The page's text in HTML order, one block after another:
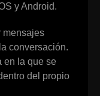
y Android.
mensajes
conversación.
en la que se
del propio